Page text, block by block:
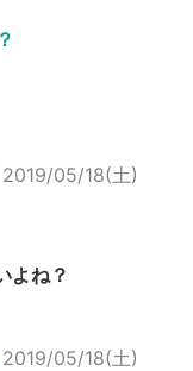
2019/05/18(土)
よね？
2019/05/18(土)